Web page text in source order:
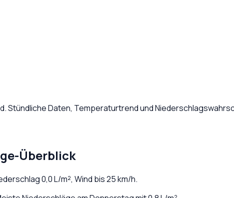
. Stündliche Daten, Temperaturtrend und
Überblick
0,0L/m², Wind bis25km/h.